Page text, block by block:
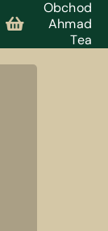
Obchod
Ahmad
Tea